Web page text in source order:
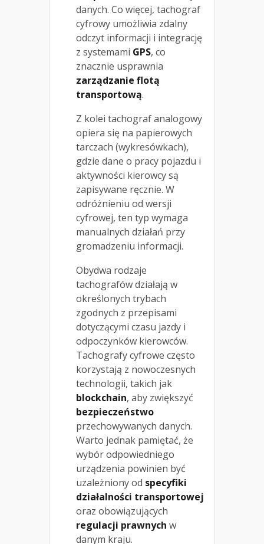
danych. Co więcej, tachograf
cyfrowy umożliwia zdalny
odczyt informacji i integrację
z systemami GPS, co
znacznie usprawnia
zarządzanie flotą
transportową.
Z kolei tachograf analogowy
opiera się na papierowych
tarczach (wykresówkach),
gdzie dane o pracy pojazdu i
aktywności kierowcy są
zapisywane ręcznie. W
odróżnieniu od wersji
cyfrowej, ten typ wymaga
manualnych działań przy
gromadzeniu informacji.
Obydwa rodzaje
tachografów działają w
określonych trybach
zgodnych z przepisami
dotyczącymi czasu jazdy i
odpoczynków kierowców.
Tachografy cyfrowe często
korzystają z nowoczesnych
technologii, takich jak
blockchain, aby zwiększyć
bezpieczeństwo
przechowywanych danych.
Warto jednak pamiętać, że
wybór odpowiedniego
urządzenia powinien być
uzależniony od specyfiki
działalności transportowej
oraz obowiązujących
regulacji prawnych w
danym kraju.